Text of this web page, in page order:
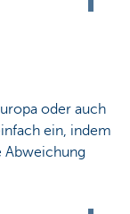
oder auch
ein, indem
Abweichung